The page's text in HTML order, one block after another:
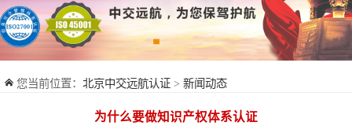
您当前位置： 北京中交远航认证 > 新闻动态
为什么要做知识产权体系认证
ISO14001环境管理体系认证
ISO45001职业健康安全管理体系认证
交通运输服务认证
ISO27001信息安全管理体系认证